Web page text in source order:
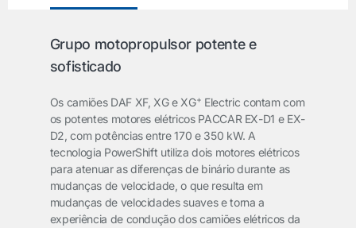
Grupo motopropulsor potente e
sofisticado
Os camiões DAF XF, XG e XG+ Electric contam com
os potentes motores elétricos PACCAR EX-D1 e EX-
D2, com potências entre 170 e 350 kW. A
tecnologia PowerShift utiliza dois motores elétricos
para atenuar as diferenças de binário durante as
mudanças de velocidade, o que resulta em
mudanças de velocidades suaves e torna a
experiência de condução dos camiões elétricos da